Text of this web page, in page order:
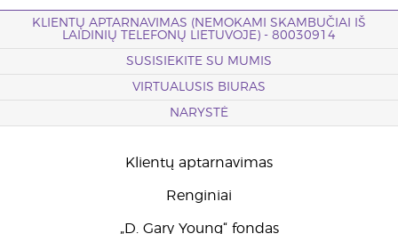
KLIENTŲ APTARNAVIMAS (NEMOKAMI SKAMBUČIAI IŠ
LAIDINIŲ TELEFONŲ LIETUVOJE) - 80030914
SUSISIEKITE SU MUMIS
VIRTUALUSIS BIURAS
NARYSTĖ
Klientų aptarnavimas
Renginiai
„D. Gary Young“ fondas